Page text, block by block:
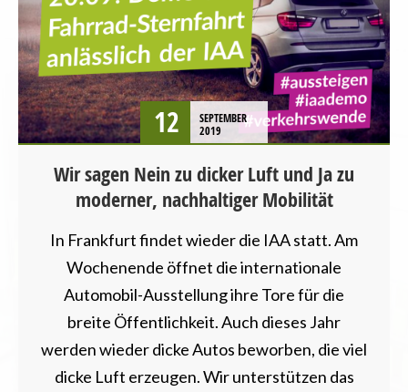
PRESSEMITTEILUNG
UMWELT UND KLIMA
VERANSTALTUNGEN
12
SEPTEMBER
2019
Wir sagen Nein zu dicker Luft und Ja zu
moderner, nachhaltiger Mobilität
In Frankfurt findet wieder die IAA statt. Am
Wochenende öffnet die internationale
Automobil-Ausstellung ihre Tore für die
breite Öffentlichkeit. Auch dieses Jahr
werden wieder dicke Autos beworben, die viel
dicke Luft erzeugen. Wir unterstützen das